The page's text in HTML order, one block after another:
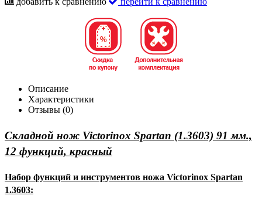
Описание
Характеристики
Отзывы (0)
Складной нож Victorinox Spartan (1.3603) 91 мм.,
12 функций, красный
Набор функций и инструментов ножа Victorinox Spartan
1.3603: